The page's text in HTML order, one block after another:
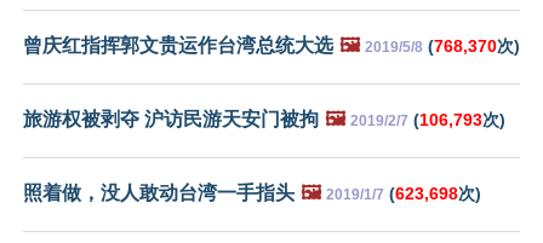
曾庆红指挥郭文贵运作台湾总统大选 🖼️ 2019/5/8 (768,370次)
旅游权被剥夺 沪访民游天安门被拘 🖼️ 2019/2/7 (106,793次)
照着做，没人敢动台湾一手指头 🖼️ 2019/1/7 (623,698次)